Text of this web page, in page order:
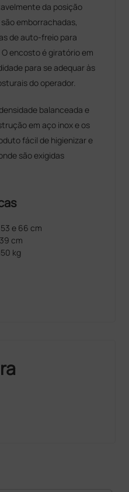
da posição
emborrachadas,
de auto-freio para
encosto é giratório em
para se adequar às
do operador.
balanceada e
em aço inox e os
fácil de higienizar e
são exigidas
e 66 cm
cm
kg